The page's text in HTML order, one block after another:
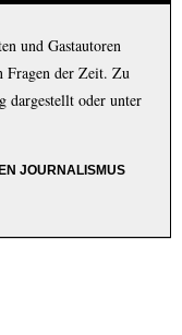
und Gastautoren
Fragen der Zeit. Zu
dargestellt oder unter
JOURNALISMUS